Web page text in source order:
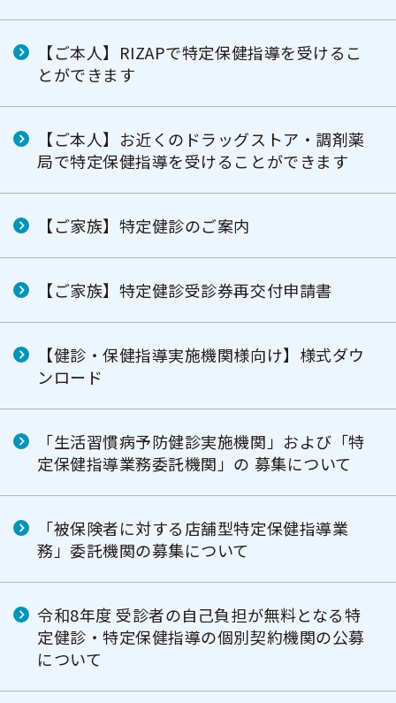
【ご本人】RIZAPで特定保健指導を受けるこ
とができます
【ご本人】お近くのドラッグストア・調剤薬
局で特定保健指導を受けることができます
【ご家族】特定健診のご案内
【ご家族】特定健診受診券再交付申請書
【健診・保健指導実施機関様向け】様式ダウ
ンロード
「生活習慣病予防健診実施機関」および「特
定保健指導業務委託機関」の 募集について
「被保険者に対する店舗型特定保健指導業
務」委託機関の募集について
令和8年度 受診者の自己負担が無料となる特
定健診・特定保健指導の個別契約機関の公募
について